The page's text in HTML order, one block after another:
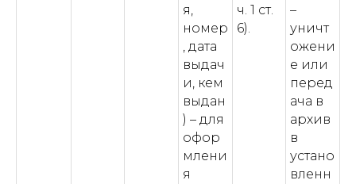
я,
номер
, дата
выдач
и, кем
выдан
) – для
офор
млени
я
ч. 1 ст.
6).
–
уничт
ожени
е или
перед
ача в
архив
в
устано
вленн